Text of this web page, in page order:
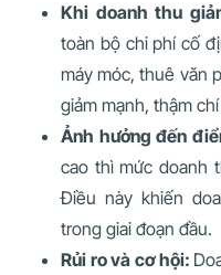
Khi doanh thu
toàn bộ chi phí cố
máy móc, thuê văn
giảm mạnh, thậm
Ảnh hưởng đến
cao thì mức doanh
Điều này khiến
trong giai đoạn đầu.
Rủi ro và cơ hội: